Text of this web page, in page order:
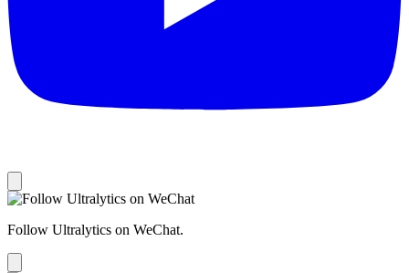
Follow Ultralytics on WeChat.